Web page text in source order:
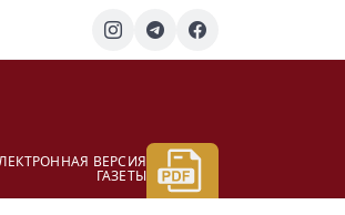
ВЕРСИЯ
ГАЗЕТЫ